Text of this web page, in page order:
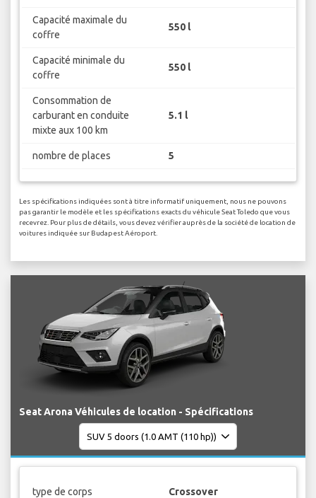
Capacité maximale du
coffre
550 l
Capacité minimale du
coffre
550 l
Consommation de
carburant en conduite
mixte aux 100 km
5.1 l
nombre de places 5
Les spécifications indiquées sont à titre informatif uniquement, nous ne pouvons
pas garantir le modèle et les spécifications exacts du véhicule Seat Toledo que vous
recevrez. Pour plus de détails, vous devez vérifier auprès de la société de location de
voitures indiquée sur Budapest Aéroport.
Seat Arona Véhicules de location - Spécifications
type de corps Crossover